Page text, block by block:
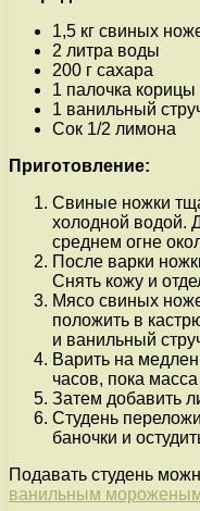
1,5 кг свиных
2 литра воды
200 г сахара
1 палочка корицы
1 ванильный
Сок 1/2 лимона
Приготовление:
Свиные ножки
холодной водой.
среднем огне
После варки
Снять кожу и
Мясо свиных
положить в
и ванильный
Варить на
часов, пока масса
Затем добавить
Студень
баночки и
Подавать студень
ванильным